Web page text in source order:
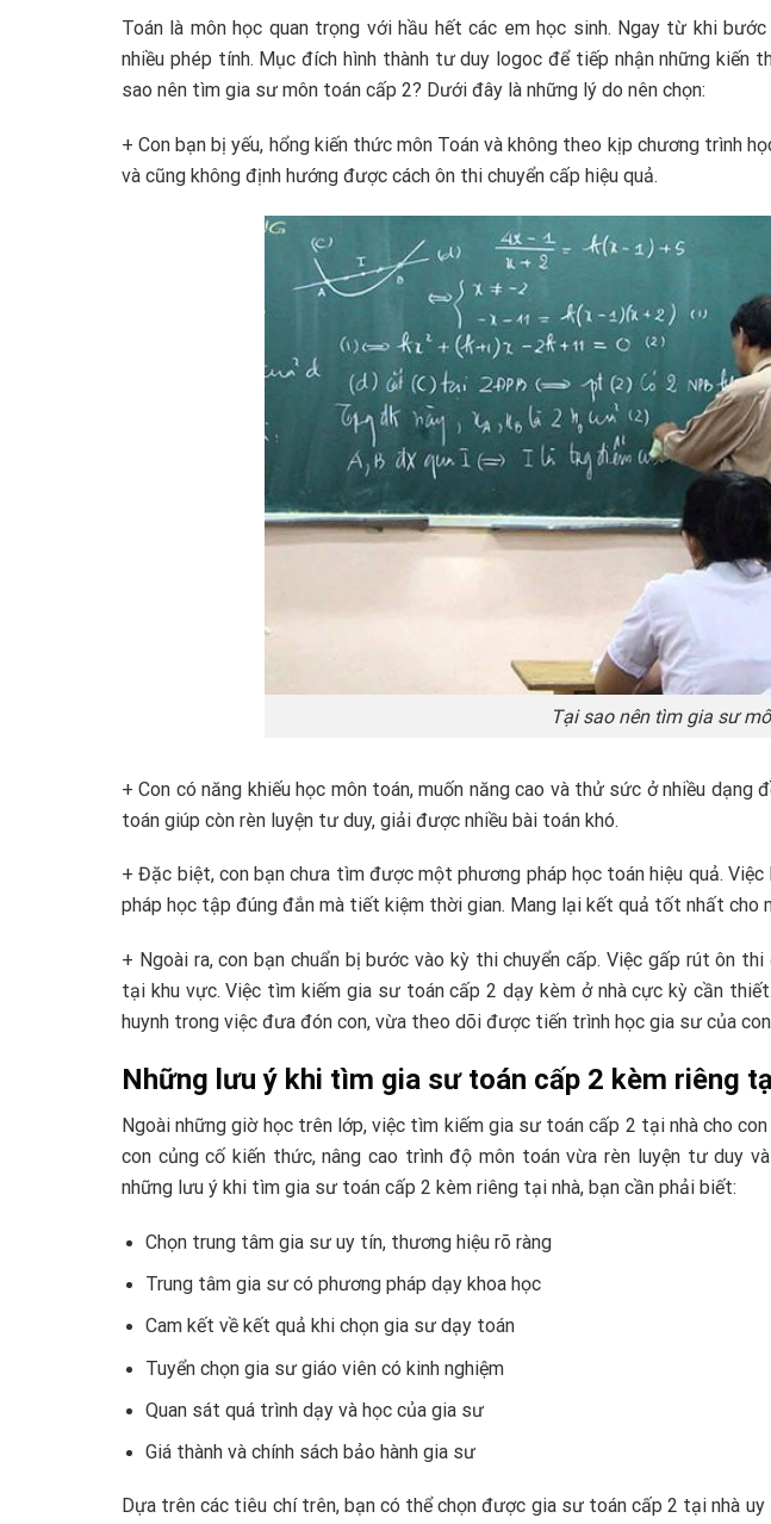
Toán là môn học quan trọng với hầu hết các em học sinh. Ngay từ khi
nhiều phép tính. Mục đích hình thành tư duy logoc để tiếp nhận những kiến
sao nên tìm gia sư môn toán cấp 2? Dưới đây là những lý do nên chọn:
+ Con bạn bị yếu, hổng kiến thức môn Toán và không theo kịp chương trình
và cũng không định hướng được cách ôn thi chuyển cấp hiệu quả.
Tại sao nên tìm gia sư môn
+ Con có năng khiếu học môn toán, muốn năng cao và thử sức ở nhiều dạng
toán giúp còn rèn luyện tư duy, giải được nhiều bài toán khó.
+ Đặc biệt, con bạn chưa tìm được một phương pháp học toán hiệu quả.
pháp học tập đúng đắn mà tiết kiệm thời gian. Mang lại kết quả tốt nhất cho
+ Ngoài ra, con bạn chuẩn bị bước vào kỳ thi chuyển cấp. Việc gấp rút ôn
tại khu vực. Việc tìm kiếm gia sư toán cấp 2 dạy kèm ở nhà cực kỳ cần
huynh trong việc đưa đón con, vừa theo dõi được tiến trình học gia sư của
Những lưu ý khi tìm gia sư toán cấp 2 kèm riêng
Ngoài những giờ học trên lớp, việc tìm kiếm gia sư toán cấp 2 tại nhà cho
con củng cố kiến thức, nâng cao trình độ môn toán vừa rèn luyện tư duy
những lưu ý khi tìm gia sư toán cấp 2 kèm riêng tại nhà, bạn cần phải biết:
Chọn trung tâm gia sư uy tín, thương hiệu rõ ràng
Trung tâm gia sư có phương pháp dạy khoa học
Cam kết về kết quả khi chọn gia sư dạy toán
Tuyển chọn gia sư giáo viên có kinh nghiệm
Quan sát quá trình dạy và học của gia sư
Giá thành và chính sách bảo hành gia sư
Dựa trên các tiêu chí trên, bạn có thể chọn được gia sư toán cấp 2 tại nhà